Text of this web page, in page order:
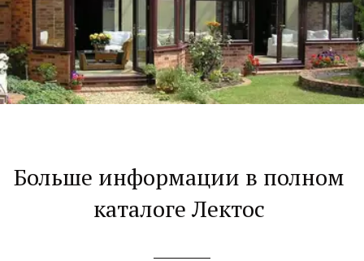
Больше информации в полном
каталоге Лектос